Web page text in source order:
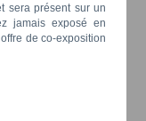
sera présent sur un
jamais exposé en
de co-exposition